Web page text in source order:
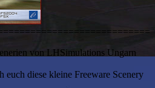
von LHSimulations Ungarn
euch diese kleine Freeware Scenery